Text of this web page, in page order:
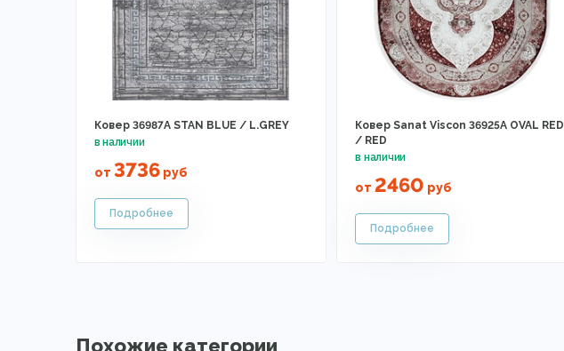
Ковер 36987A STAN BLUE / L.GREY
от 3736руб
Ковер Sanat Viscon 36925A OVAL RED
/ RED
от 2460 руб
Похожие категории